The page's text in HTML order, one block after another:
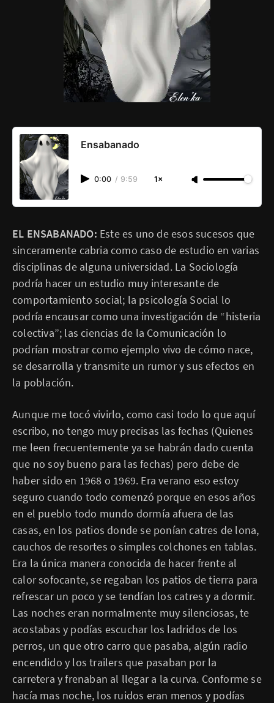
Ensabanado
0:00 / 9:59 1×
EL ENSABANADO: Este es uno de esos sucesos que
sinceramente cabria como caso de estudio en varias
disciplinas de alguna universidad. La Sociología
podría hacer un estudio muy interesante de
comportamiento social; la psicología Social lo
podría encausar como una investigación de “histeria
colectiva”; las ciencias de la Comunicación lo
podrían mostrar como ejemplo vivo de cómo nace,
se desarrolla y transmite un rumor y sus efectos en
la población.
Aunque me tocó vivirlo, como casi todo lo que aquí
escribo, no tengo muy precisas las fechas (Quienes
me leen frecuentemente ya se habrán dado cuenta
que no soy bueno para las fechas) pero debe de
haber sido en 1968 o 1969. Era verano eso estoy
seguro cuando todo comenzó porque en esos años
en el pueblo todo mundo dormía afuera de las
casas, en los patios donde se ponían catres de lona,
cauchos de resortes o simples colchones en tablas.
Era la única manera conocida de hacer frente al
calor sofocante, se regaban los patios de tierra para
refrescar un poco y se tendían los catres y a dormir.
Las noches eran normalmente muy silenciosas, te
acostabas y podías escuchar los ladridos de los
perros, un que otro carro que pasaba, algún radio
encendido y los trailers que pasaban por la
carretera y frenaban al llegar a la curva. Conforme se
hacía mas noche, los ruidos eran menos y podías